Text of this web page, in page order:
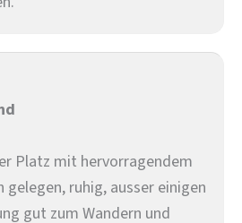
Platz mit hervorragendem
ruhig, ausser einigen
gut zum Wandern und